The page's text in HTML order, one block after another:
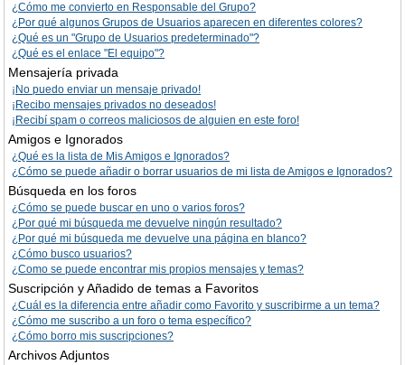
¿Cómo me convierto en Responsable del Grupo?
¿Por qué algunos Grupos de Usuarios aparecen en diferentes colores?
¿Qué es un "Grupo de Usuarios predeterminado"?
¿Qué es el enlace "El equipo"?
Mensajería privada
¡No puedo enviar un mensaje privado!
¡Recibo mensajes privados no deseados!
¡Recibí spam o correos maliciosos de alguien en este foro!
Amigos e Ignorados
¿Qué es la lista de Mis Amigos e Ignorados?
¿Cómo se puede añadir o borrar usuarios de mi lista de Amigos e Ignorados?
Búsqueda en los foros
¿Cómo se puede buscar en uno o varios foros?
¿Por qué mi búsqueda me devuelve ningún resultado?
¿Por qué mi búsqueda me devuelve una página en blanco?
¿Cómo busco usuarios?
¿Como se puede encontrar mis propios mensajes y temas?
Suscripción y Añadido de temas a Favoritos
¿Cuál es la diferencia entre añadir como Favorito y suscribirme a un tema?
¿Cómo me suscribo a un foro o tema específico?
¿Cómo borro mis suscripciones?
Archivos Adjuntos